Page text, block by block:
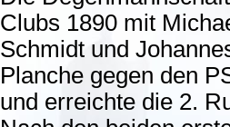
Clubs 1890 mit
Schmidt und
Planche gegen den
und erreichte die 2.